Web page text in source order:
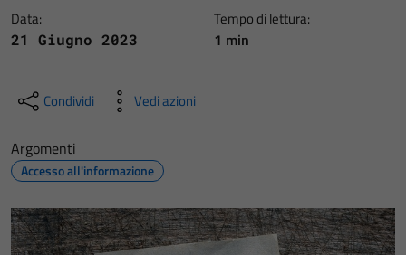
Data:
21 Giugno 2023
Tempo di lettura:
1 min
Condividi Vedi azioni
Argomenti
Accesso all'informazione